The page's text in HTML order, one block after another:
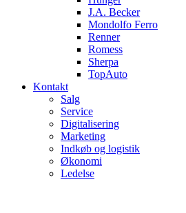
J.A. Becker
Mondolfo Ferro
Renner
Romess
Sherpa
TopAuto
Kontakt
Salg
Service
Digitalisering
Marketing
Indkøb og logistik
Økonomi
Ledelse